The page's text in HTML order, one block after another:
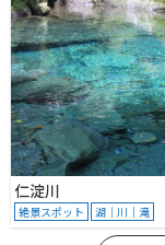
仁淀川
絶景スポット 湖｜川｜滝